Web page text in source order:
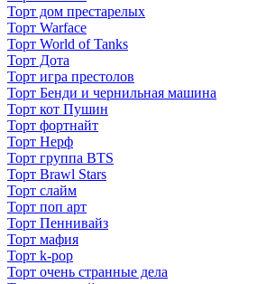
Торт дом престарелых
Торт Warface
Торт World of Tanks
Торт Дота
Торт игра престолов
Торт Бенди и чернильная машина
Торт кот Пушин
Торт фортнайт
Торт Нерф
Торт группа BTS
Торт Brawl Stars
Торт слайм
Торт поп арт
Торт Пеннивайз
Торт мафия
Торт k-pop
Торт очень странные дела